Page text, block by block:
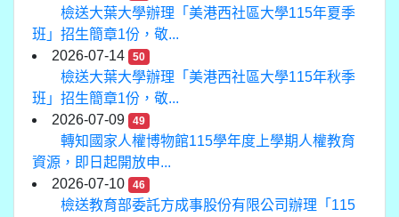
檢送大葉大學辦理「美港西社區大學115年夏季
班」招生簡章1份，敬...
2026-07-14
50
檢送大葉大學辦理「美港西社區大學115年秋季
班」招生簡章1份，敬...
2026-07-09
49
轉知國家人權博物館115學年度上學期人權教育
資源，即日起開放申...
2026-07-10
46
檢送教育部委託方成事股份有限公司辦理「115